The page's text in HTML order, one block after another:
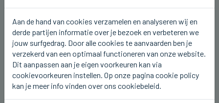
BEERNEM
Dit weekend kermis rond het station
van Beernem
vr 07 augustus 2026, 20:17
Aan de hand van cookies verzamelen en analyseren wij en
derde partijen informatie over je bezoek en verbeteren we
jouw surfgedrag. Door alle cookies te aanvaarden ben je
verzekerd van een optimaal functioneren van onze website.
Dit aanpassen aan je eigen voorkeuren kan via
cookievoorkeuren instellen. Op onze pagina cookie policy
kan je meer info vinden over ons cookiebeleid.